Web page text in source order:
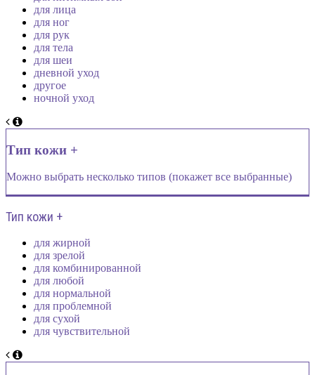
для лица
для ног
для рук
для тела
для шеи
дневной уход
другое
ночной уход
Тип кожи +
Можно выбрать несколько типов (покажет все выбранные)
Тип кожи +
для жирной
для зрелой
для комбинированной
для любой
для нормальной
для проблемной
для сухой
для чувствительной